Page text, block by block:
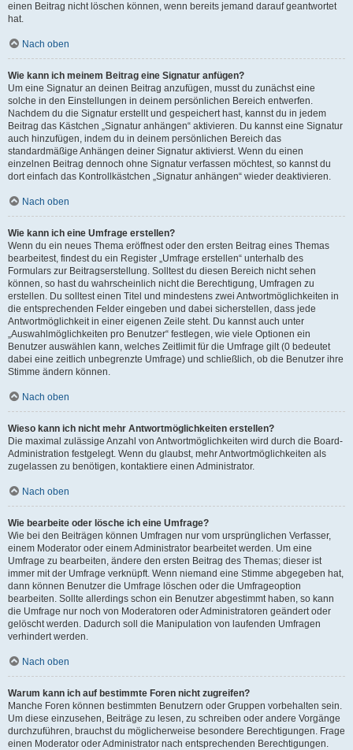
einen Beitrag nicht löschen können, wenn bereits jemand darauf geantwortet
hat.
Nach oben
Wie kann ich meinem Beitrag eine Signatur anfügen?
Um eine Signatur an deinen Beitrag anzufügen, musst du zunächst eine
solche in den Einstellungen in deinem persönlichen Bereich entwerfen.
Nachdem du die Signatur erstellt und gespeichert hast, kannst du in jedem
Beitrag das Kästchen „Signatur anhängen“ aktivieren. Du kannst eine Signatur
auch hinzufügen, indem du in deinem persönlichen Bereich das
standardmäßige Anhängen deiner Signatur aktivierst. Wenn du einen
einzelnen Beitrag dennoch ohne Signatur verfassen möchtest, so kannst du
dort einfach das Kontrollkästchen „Signatur anhängen“ wieder deaktivieren.
Nach oben
Wie kann ich eine Umfrage erstellen?
Wenn du ein neues Thema eröffnest oder den ersten Beitrag eines Themas
bearbeitest, findest du ein Register „Umfrage erstellen“ unterhalb des
Formulars zur Beitragserstellung. Solltest du diesen Bereich nicht sehen
können, so hast du wahrscheinlich nicht die Berechtigung, Umfragen zu
erstellen. Du solltest einen Titel und mindestens zwei Antwortmöglichkeiten in
die entsprechenden Felder eingeben und dabei sicherstellen, dass jede
Antwortmöglichkeit in einer eigenen Zeile steht. Du kannst auch unter
„Auswahlmöglichkeiten pro Benutzer“ festlegen, wie viele Optionen ein
Benutzer auswählen kann, welches Zeitlimit für die Umfrage gilt (0 bedeutet
dabei eine zeitlich unbegrenzte Umfrage) und schließlich, ob die Benutzer ihre
Stimme ändern können.
Nach oben
Wieso kann ich nicht mehr Antwortmöglichkeiten erstellen?
Die maximal zulässige Anzahl von Antwortmöglichkeiten wird durch die Board-
Administration festgelegt. Wenn du glaubst, mehr Antwortmöglichkeiten als
zugelassen zu benötigen, kontaktiere einen Administrator.
Nach oben
Wie bearbeite oder lösche ich eine Umfrage?
Wie bei den Beiträgen können Umfragen nur vom ursprünglichen Verfasser,
einem Moderator oder einem Administrator bearbeitet werden. Um eine
Umfrage zu bearbeiten, ändere den ersten Beitrag des Themas; dieser ist
immer mit der Umfrage verknüpft. Wenn niemand eine Stimme abgegeben hat,
dann können Benutzer die Umfrage löschen oder die Umfrageoption
bearbeiten. Sollte allerdings schon ein Benutzer abgestimmt haben, so kann
die Umfrage nur noch von Moderatoren oder Administratoren geändert oder
gelöscht werden. Dadurch soll die Manipulation von laufenden Umfragen
verhindert werden.
Nach oben
Warum kann ich auf bestimmte Foren nicht zugreifen?
Manche Foren können bestimmten Benutzern oder Gruppen vorbehalten sein.
Um diese einzusehen, Beiträge zu lesen, zu schreiben oder andere Vorgänge
durchzuführen, brauchst du möglicherweise besondere Berechtigungen. Frage
einen Moderator oder Administrator nach entsprechenden Berechtigungen.